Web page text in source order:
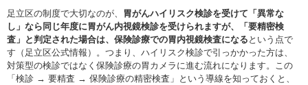
足立区の制度で大切なのが、 胃がんハイリスク検診を受けて「異常な
し」なら同じ年度に胃がん内視鏡検診を受けられますが、「要精密検
査」と判定された場合は、保険診療での胃内視鏡検査になる という点で
す（足立区公式情報）。つまり、ハイリスク検診で引っかかった方は、
対策型の検診ではなく保険診療の胃カメラに進む流れになります。この
「検診 → 要精査 → 保険診療の精密検査」という導線を知っておくと、